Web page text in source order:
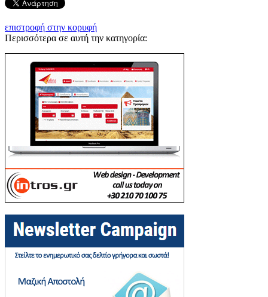
επιστροφή στην κορυφή
Περισσότερα σε αυτή την κατηγορία: